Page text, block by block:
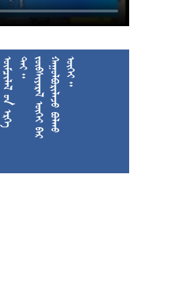
 






































 